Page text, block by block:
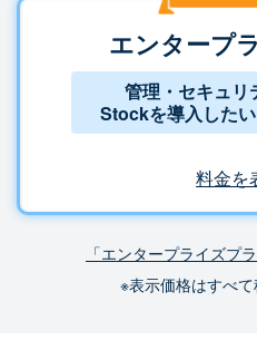
エンタープ
管理・セキュリ
Stockを導入した
料金を
「エンタープライズプ
※表示価格はすべて